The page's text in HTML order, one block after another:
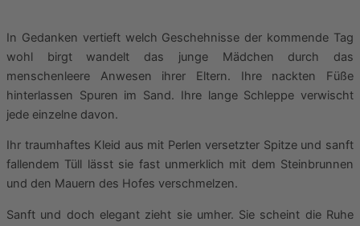
In Gedanken vertieft welch Geschehnisse der kommende Tag
wohl birgt wandelt das junge Mädchen durch das
menschenleere Anwesen ihrer Eltern. Ihre nackten Füße
hinterlassen Spuren im Sand. Ihre lange Schleppe verwischt
jede einzelne davon.
Ihr traumhaftes Kleid aus mit Perlen versetzter Spitze und sanft
fallendem Tüll lässt sie fast unmerklich mit dem Steinbrunnen
und den Mauern des Hofes verschmelzen.
Sanft und doch elegant zieht sie umher. Sie scheint die Ruhe